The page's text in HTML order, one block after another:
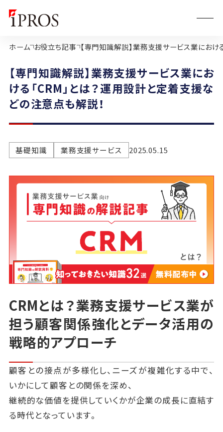
ホーム お役立ち記事 【専門知識解説】業務支援サービス業におけ
【専門知識解説】業務支援サービス業にお
ける「CRM」とは？運用設計と定着支援な
どの注意点も解説！
基礎知識 業務支援サービス 2025.05.15
CRMとは？業務支援サービス業が
担う顧客関係強化とデータ活用の
戦略的アプローチ
顧客との接点が多様化し、ニーズが複雑化する中で、
いかにして顧客との関係を深め、
継続的な価値を提供していくかが企業の成長に直結す
る時代となっています。